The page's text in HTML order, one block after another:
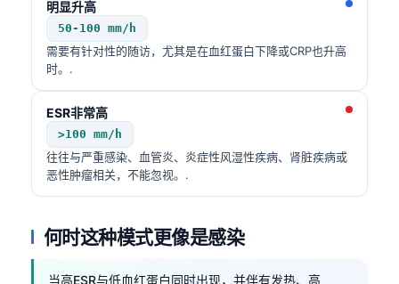
明显升高
50-100 mm/h
需要有针对性的随访，尤其是在血红蛋白下降或CRP也升高
时。.
ESR非常高
>100 mm/h
往往与严重感染、血管炎、炎症性风湿性疾病、肾脏疾病或
恶性肿瘤相关，不能忽视。.
何时这种模式更像是感染
当高ESR与低血红蛋白同时出现，并伴有发热、高